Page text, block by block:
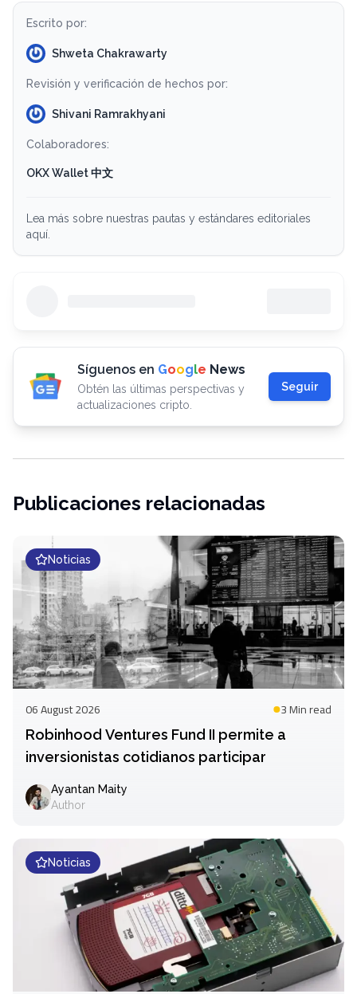
Escrito por:
Shweta Chakrawarty
Revisión y verificación de hechos por:
Shivani Ramrakhyani
Colaboradores:
OKX Wallet 中文
Lea más sobre nuestras pautas y estándares editoriales
aquí.
Síguenos en Google News
Obtén las últimas perspectivas y
actualizaciones cripto.
Seguir
Publicaciones relacionadas
Noticias
06 August 2026 3 Minread
Robinhood Ventures Fund II permite a
inversionistas cotidianos participar
Ayantan Maity
Author
Noticias